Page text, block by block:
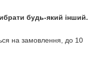
будь-який інший.
на замовлення, до 10